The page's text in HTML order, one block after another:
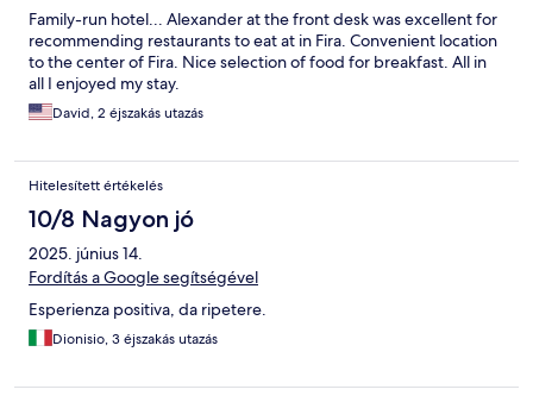
Family-run hotel... Alexander at the front desk was excellent for
recommending restaurants to eat at in Fira. Convenient location
to the center of Fira. Nice selection of food for breakfast. All in
all I enjoyed my stay.
David, 2 éjszakás utazás
Hitelesített értékelés
10/8 Nagyon jó
2025. június 14.
Fordítás a Google segítségével
Esperienza positiva, da ripetere.
Dionisio, 3 éjszakás utazás